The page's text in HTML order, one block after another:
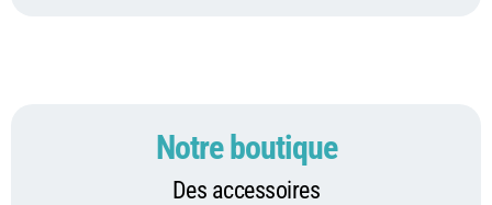
Notre boutique
Des accessoires